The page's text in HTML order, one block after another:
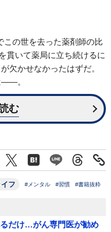
この世を去った薬剤師の比
貫いて薬局に立ち続けるに
欠かせなかったはずだ。
――。
む
フ #メンタル #習慣 #書籍抜粋
だけ…がん専門医が勧め